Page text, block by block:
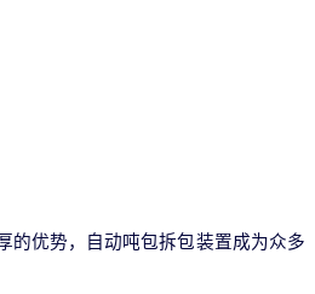
的优势，自动吨包拆包装置成为众多